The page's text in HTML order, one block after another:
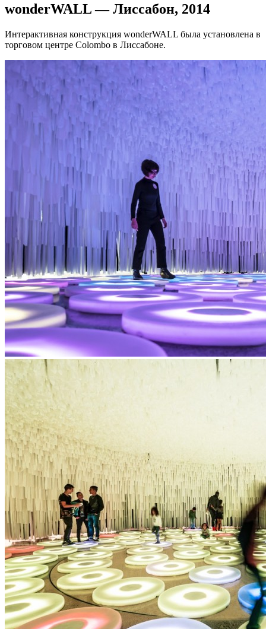
wonderWALL — Лиссабон, 2014
Интерактивная конструкция wonderWALL была установлена в
торговом центре Colombo в Лиссабоне.